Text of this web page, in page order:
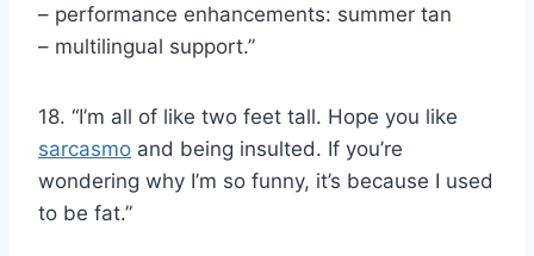
– performance enhancements: summer tan
– multilingual support.”
18. “I’m all of like two feet tall. Hope you like
sarcasmo and being insulted. If you’re
wondering why I’m so funny, it’s because I used
to be fat.”